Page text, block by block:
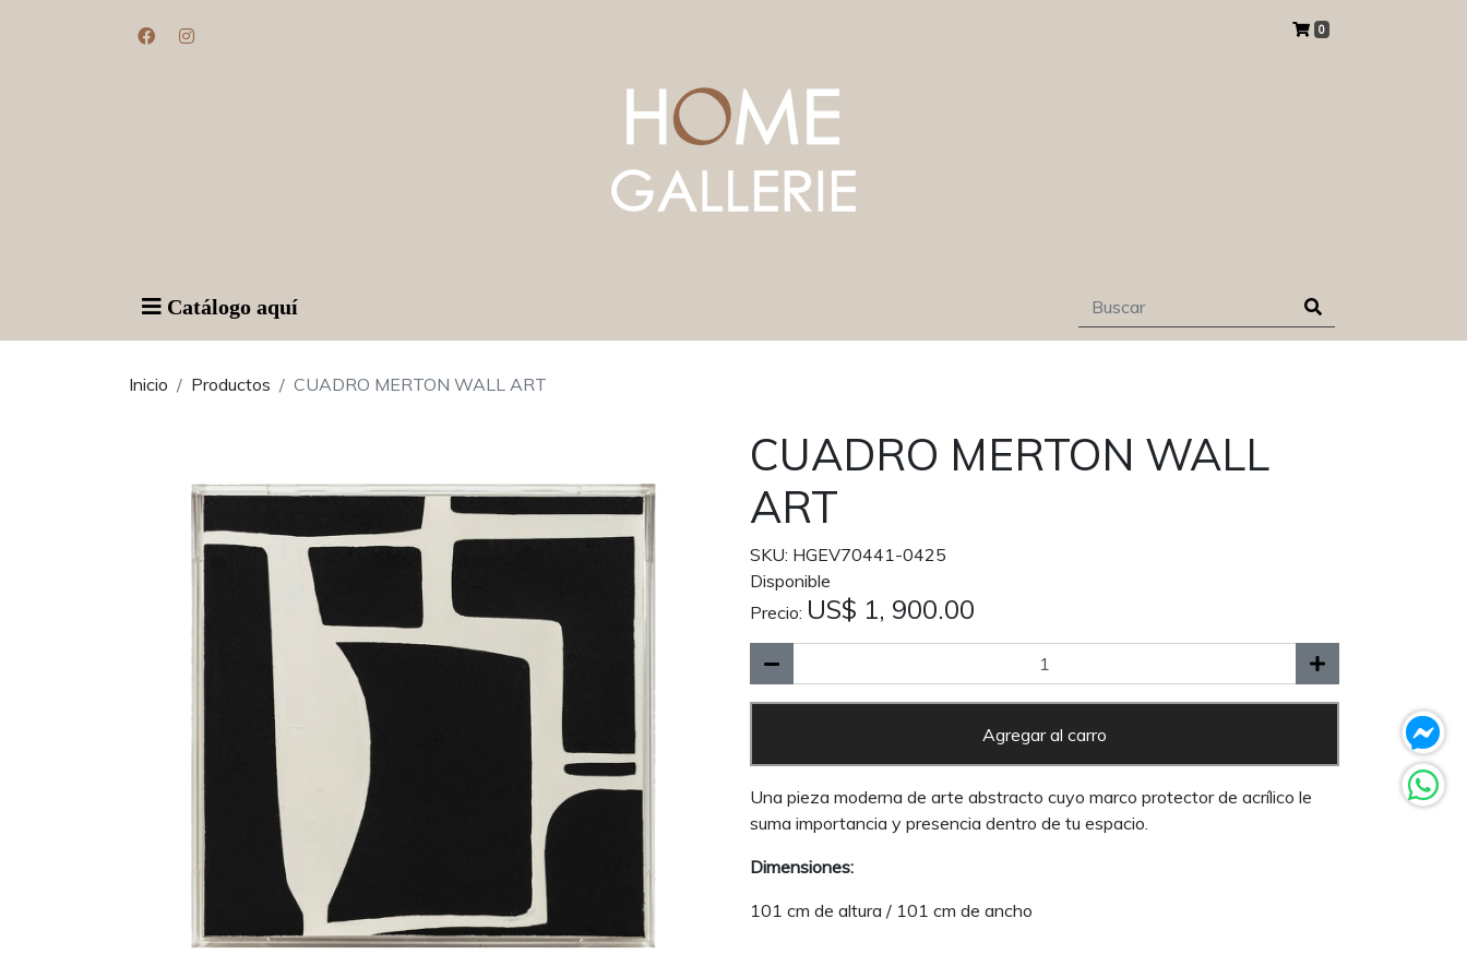
0
Catálogo aquí
Inicio Productos CUADRO MERTON WALL ART
CUADRO MERTON WALL
ART
SKU: HGEV70441-0425
Disponible
Precio: US$ 1, 900.00
Agregar al carro
Una pieza moderna de arte abstracto cuyo marco protector de acrílico le
suma importancia y presencia dentro de tu espacio.
Dimensiones:
101 cm de altura / 101 cm de ancho